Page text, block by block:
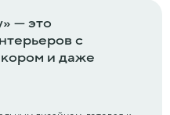
— это
с
и даже